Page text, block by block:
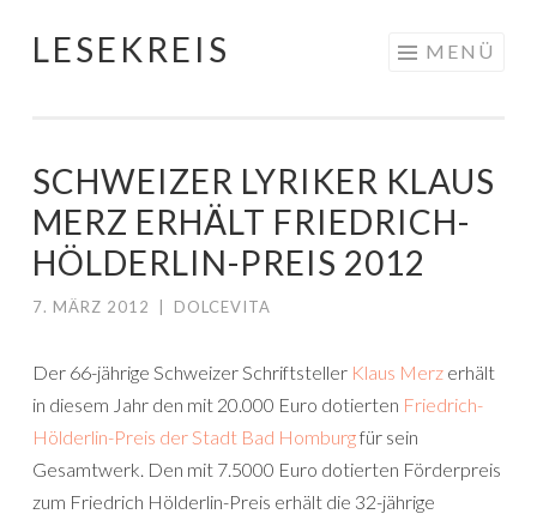
Springe
LESEKREIS MENÜ
SCHWEIZER LYRIKER KLAUS
MERZ ERHÄLT FRIEDRICH-
HÖLDERLIN-PREIS 2012
7. MÄRZ 2012 DOLCEVITA
Der 66-jährige Schweizer Schriftsteller Klaus Merz erhält
in diesem Jahr den mit 20.000 Euro dotierten Friedrich-
Hölderlin-Preis der Stadt Bad Homburgfür sein
Gesamtwerk. Den mit 7.5000 Euro dotierten Förderpreis
zum Friedrich Hölderlin-Preis erhält die 32-jährige